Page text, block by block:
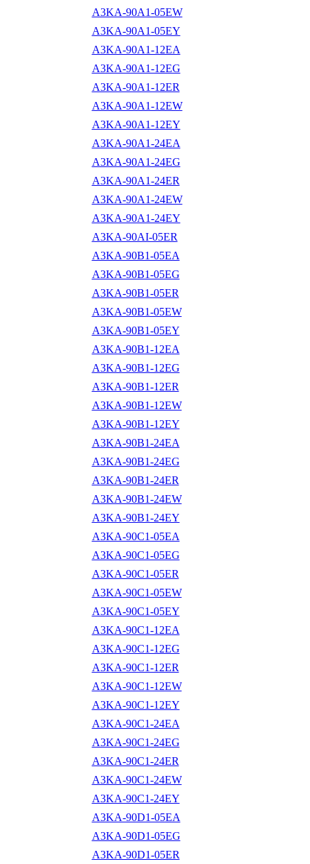
A3KA-90A1-05EW
A3KA-90A1-05EY
A3KA-90A1-12EA
A3KA-90A1-12EG
A3KA-90A1-12ER
A3KA-90A1-12EW
A3KA-90A1-12EY
A3KA-90A1-24EA
A3KA-90A1-24EG
A3KA-90A1-24ER
A3KA-90A1-24EW
A3KA-90A1-24EY
A3KA-90AI-05ER
A3KA-90B1-05EA
A3KA-90B1-05EG
A3KA-90B1-05ER
A3KA-90B1-05EW
A3KA-90B1-05EY
A3KA-90B1-12EA
A3KA-90B1-12EG
A3KA-90B1-12ER
A3KA-90B1-12EW
A3KA-90B1-12EY
A3KA-90B1-24EA
A3KA-90B1-24EG
A3KA-90B1-24ER
A3KA-90B1-24EW
A3KA-90B1-24EY
A3KA-90C1-05EA
A3KA-90C1-05EG
A3KA-90C1-05ER
A3KA-90C1-05EW
A3KA-90C1-05EY
A3KA-90C1-12EA
A3KA-90C1-12EG
A3KA-90C1-12ER
A3KA-90C1-12EW
A3KA-90C1-12EY
A3KA-90C1-24EA
A3KA-90C1-24EG
A3KA-90C1-24ER
A3KA-90C1-24EW
A3KA-90C1-24EY
A3KA-90D1-05EA
A3KA-90D1-05EG
A3KA-90D1-05ER